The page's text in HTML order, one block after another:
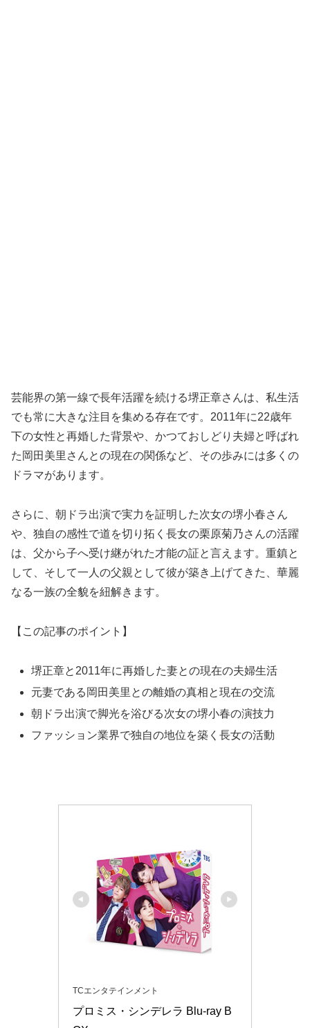
芸能界の第一線で長年活躍を続ける堺正章さんは、私生活
でも常に大きな注目を集める存在です。2011年に22歳年
下の女性と再婚した背景や、かつておしどり夫婦と呼ばれ
た岡田美里さんとの現在の関係など、その歩みには多くの
ドラマがあります。
さらに、朝ドラ出演で実力を証明した次女の堺小春さん
や、独自の感性で道を切り拓く長女の栗原菊乃さんの活躍
は、父から子へ受け継がれた才能の証と言えます。重鎮と
して、そして一人の父親として彼が築き上げてきた、華麗
なる一族の全貌を紐解きます。
【この記事のポイント】
堺正章と2011年に再婚した妻との現在の夫婦生活
元妻である岡田美里との離婚の真相と現在の交流
朝ドラ出演で脚光を浴びる次女の堺小春の演技力
ファッション業界で独自の地位を築く長女の活動
TCエンタテインメント
プロミス・シンデレラ Blu-ray B